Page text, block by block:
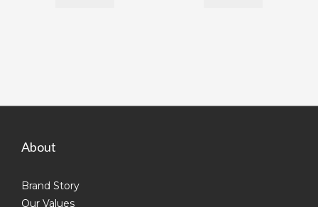
About
Brand Story
Our Values